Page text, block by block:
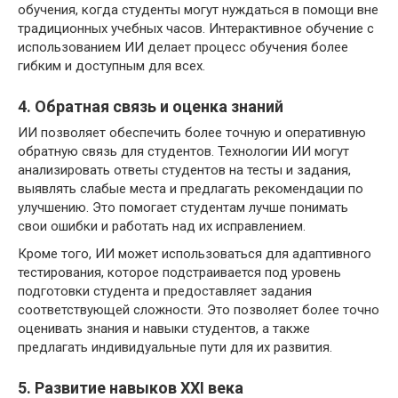
обучения, когда студенты могут нуждаться в помощи вне
традиционных учебных часов. Интерактивное обучение с
использованием ИИ делает процесс обучения более
гибким и доступным для всех.
4. Обратная связь и оценка знаний
ИИ позволяет обеспечить более точную и оперативную
обратную связь для студентов. Технологии ИИ могут
анализировать ответы студентов на тесты и задания,
выявлять слабые места и предлагать рекомендации по
улучшению. Это помогает студентам лучше понимать
свои ошибки и работать над их исправлением.
Кроме того, ИИ может использоваться для адаптивного
тестирования, которое подстраивается под уровень
подготовки студента и предоставляет задания
соответствующей сложности. Это позволяет более точно
оценивать знания и навыки студентов, а также
предлагать индивидуальные пути для их развития.
5. Развитие навыков XXI века